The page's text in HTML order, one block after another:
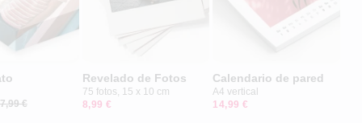
€
Revelado de Fotos
75 fotos, 15 x 10 cm
8,99 €
Calendario de pared
A4 vertical
14,99 €